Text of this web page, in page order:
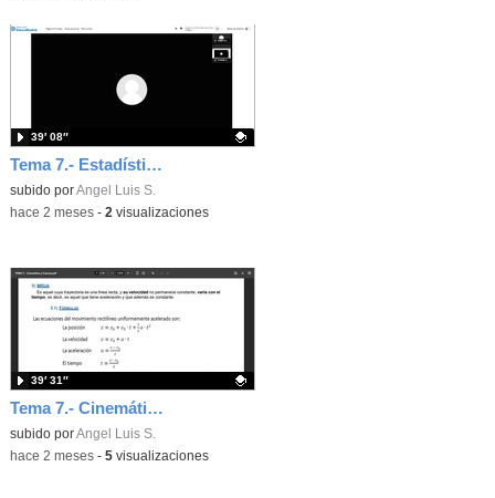
Tema 7.- Estadística 2ª Sesión 21-05-2026
Contenido educativo.
subido porAngel Luis S.
39′ 08″
-hace 2 meses- 2 visualizaciones
Tema 7.- Cinemática 2ª Sesión 21-05-2026
Contenido educativo.
subido porAngel Luis S.
39′ 31″
-hace 2 meses- 5visualizaciones